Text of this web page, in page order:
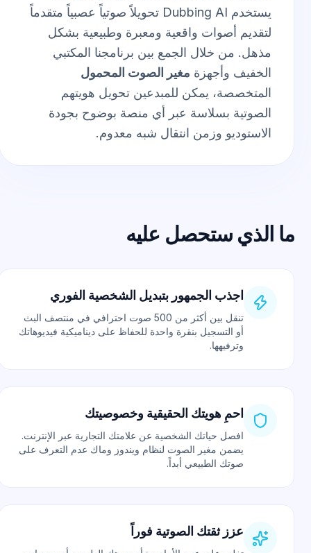
يستخدم Dubbing AI تحويلاً صوتياً عصبياً متقدماً
لتقديم أصوات واقعية ومعبرة وطبيعية بشكل
مذهل. من خلال الجمع بين برنامجنا المكتبي
الخفيف وأجهزةمغير الصوت المحمول
المتخصصة، يمكن للمبدعين تحويل هويتهم
الصوتية بسلاسة عبر أي منصة بوضوح بجودة
الاستوديو وزمن انتقال شبه معدوم.
الذي ستحصل عليه
اجذب الجمهور بتبديل الشخصية الفوري
تنقل بين أكثر من 500 صوت احترافي في منتصف البث
أو التسجيل بنقرة واحدة للحفاظ على ديناميكية فيديوهاتك
وترفيهها.
احمِ هويتك الحقيقية وخصوصيتك
افصل حياتك الشخصية عن علامتك التجارية عبر الإنترنت.
يضمن مغير الصوت لنظام ويندوزوماك عدم التعرف على
صوتك الطبيعي أبداً.
عزز ثقتك الصوتية فوراً